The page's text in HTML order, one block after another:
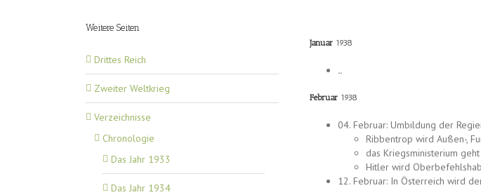
Januar 1938
..
Februar 1938
04. Februar: Umbildung der
Ribbentrop wird Außen-,
das Kriegsministerium
Hitler wird
12. Februar: In Österreich wird
Weitere Seiten
Drittes Reich
Zweiter Weltkrieg
Verzeichnisse
Chronologie
Das Jahr 1933
Das Jahr 1934